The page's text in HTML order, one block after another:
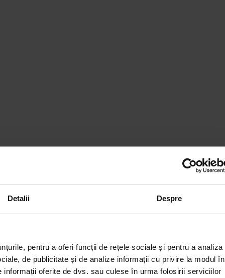
Detalii Despre
pentru a oferi funcții de rețele sociale și pentru a analiza
de publicitate și de analize informații cu privire la modul în
oferite de dvs. sau culese în urma folosirii serviciilor